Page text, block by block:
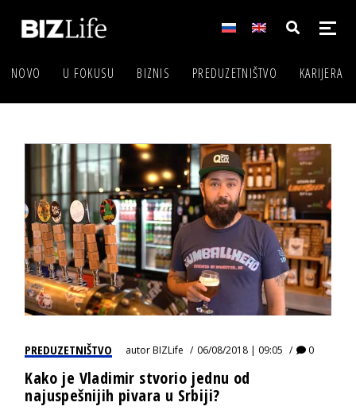
NOVO U FOKUSU BIZNIS PREDUZETNIŠTVO KARIJERA
PREDUZETNIŠTVO autorBIZLife 06/08/2018 | 09:05 0
Kako je Vladimir stvorio jednu od
najuspešnijih pivara u Srbiji?